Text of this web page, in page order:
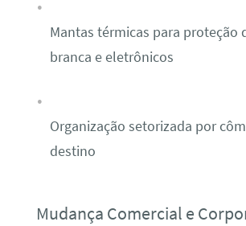
Mantas térmicas para proteção
branca e eletrônicos
Organização setorizada por
destino
Mudança Comercial e